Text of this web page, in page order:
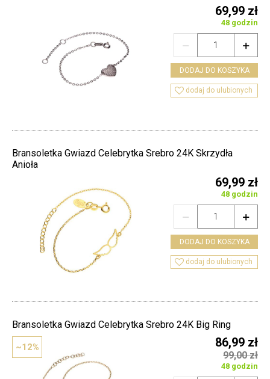
69,99 zł
48 godzin


DODAJ DO KOSZYKA
 dodaj do ulubionych
Bransoletka Gwiazd Celebrytka Srebro 24K Skrzydła
Anioła
69,99 zł
48 godzin


DODAJ DO KOSZYKA
 dodaj do ulubionych
~12%
Bransoletka Gwiazd Celebrytka Srebro 24K Big Ring
86,99 zł
99,00 zł
48 godzin